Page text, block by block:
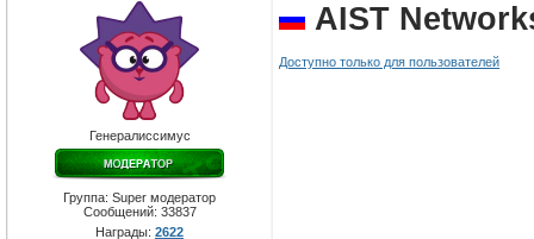
Генералиссимус
Группа: Super модератор
Сообщений: 33837
Награды: 2622
AIST
Доступно только для пользователей